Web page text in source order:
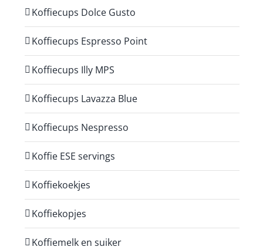
Koffiecups Dolce Gusto
Koffiecups Espresso Point
Koffiecups Illy MPS
Koffiecups Lavazza Blue
Koffiecups Nespresso
Koffie ESE servings
Koffiekoekjes
Koffiekopjes
Koffiemelk en suiker